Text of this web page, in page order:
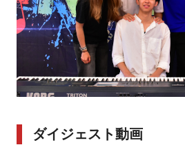
ダイジェスト動画